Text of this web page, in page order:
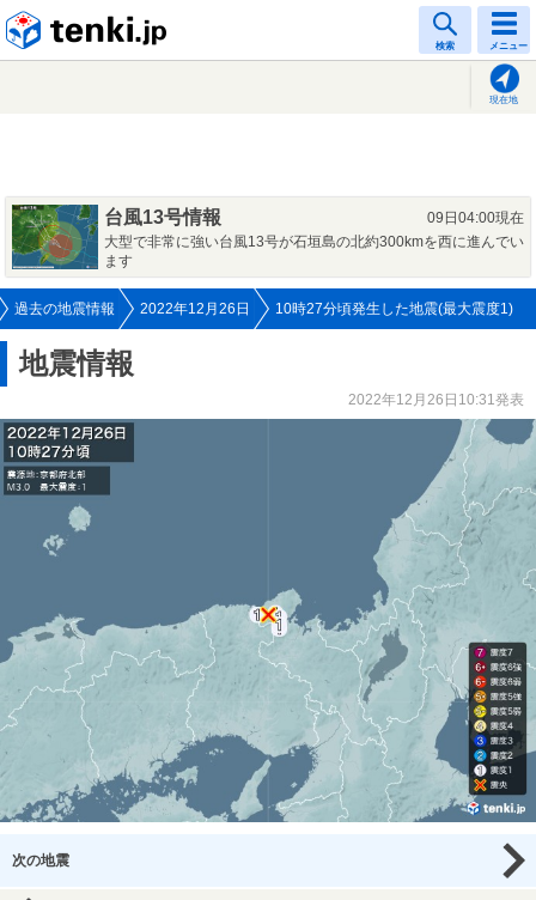
検索 メニュー
現在地
台風13号情報
09日04:00現在
大型で非常に強い台風13号が石垣島の北約300kmを西に進んでい
ます
過去の地震情報 2022年12月26日 10時27分頃発生した地震(最大震度1)
地震情報
2022年12月26日10:31発表
次の地震